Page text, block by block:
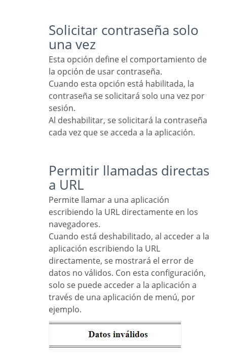
Solicitar contraseña solo
una vez
Esta opción define el comportamiento de
la opción de usar contraseña.
Cuando esta opción está habilitada, la
contraseña se solicitará solo una vez por
sesión.
Al deshabilitar, se solicitará la contraseña
cada vez que se acceda a la aplicación.
Permitir llamadas directas
a URL
Permite llamar a una aplicación
escribiendo la URL directamente en los
navegadores.
Cuando está deshabilitado, al acceder a la
aplicación escribiendo la URL
directamente, se mostrará el error de
datos no válidos. Con esta configuración,
solo se puede acceder a la aplicación a
través de una aplicación de menú, por
ejemplo.